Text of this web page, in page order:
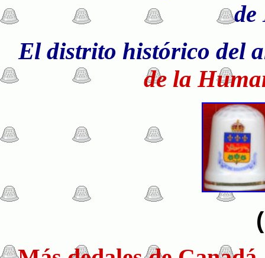
de
El distrito histórico del
de la